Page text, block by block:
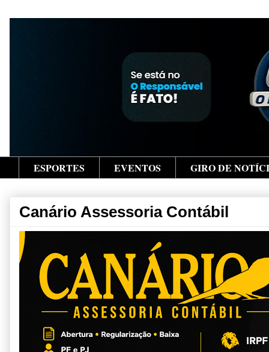
ESPORTES EVENTOS GIRO DE
Canário Assessoria Contábil